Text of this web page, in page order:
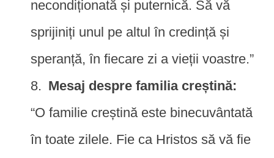
necondiționată și puternică. Să vă
sprijiniți unul pe altul în credință și
speranță, în fiecare zi a vieții voastre.”
Mesaj despre familia creștină:
“O familie creștină este binecuvântată
în toate zilele. Fie ca Hristos să vă fie